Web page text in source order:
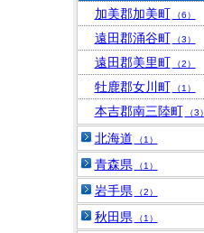
加美郡加美町 （6）
遠田郡涌谷町 （3）
遠田郡美里町 （2）
牡鹿郡女川町 （1）
本吉郡南三陸町 （3）
北海道 （1）
青森県 （1）
岩手県 （2）
秋田県 （1）